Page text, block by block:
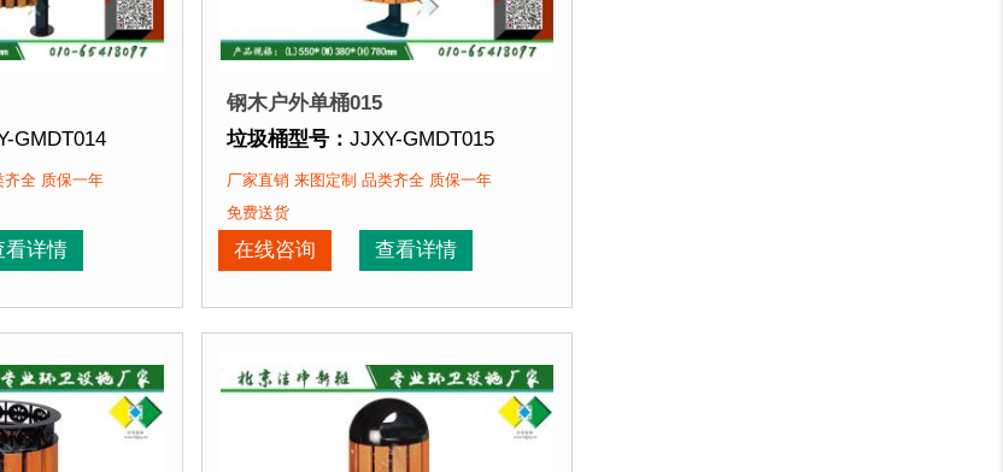
GMDT014
宽370mm 高950mm
厂家直销 来图定制
齐全 质保一年
看详情
钢木户外单桶015
垃圾桶型号：JJXY-GMDT015
垃圾桶规格：长550mm 宽380mm 高780mm
垃圾桶材质：
垃圾桶周期：
3-7天 厂家直销 来图定制
厂家直销 来图定制 品类齐全 质保一年
免费送货
在线咨询 查看详情